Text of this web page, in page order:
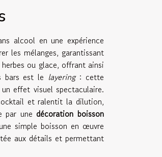
alcool en une expérience
les mélanges, garantissant
ou glace, offrant ainsi
bars est le layering: cette
effet visuel spectaculaire.
et ralentit la dilution,
par une décoration boisson
simple boisson en œuvre
aux détails et permettant